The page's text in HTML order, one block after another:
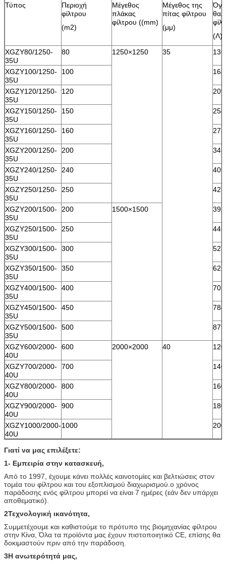
Τύπος
Περιοχή
φίλτρου
(m2)
Μέγεθος
πλάκας
φίλτρου ((mm)
Μέγεθος της
πίτας φίλτρου
(μμ)
(Λ)
XGZY80/1250-
35U
80 1250×1250 35
XGZY100/1250-
35U
100
XGZY120/1250-
35U
120
XGZY150/1250-
35U
150
XGZY160/1250-
35U
160
XGZY200/1250-
35U
200
XGZY240/1250-
35U
240
XGZY250/1250-
35U
250
XGZY200/1500-
35U
200 1500×1500
XGZY250/1500-
35U
250
XGZY300/1500-
35U
300
XGZY350/1500-
35U
350
XGZY400/1500-
35U
400
XGZY450/1500-
35U
450
XGZY500/1500-
35U
500
XGZY600/2000-
40U
600 2000×2000 40
XGZY700/2000-
40U
700
XGZY800/2000-
40U
800
XGZY900/2000-
40U
900
XGZY1000/2000-
40U
1000
Γιατί να μας επιλέξετε:
1- Εμπειρία στην κατασκευή,
Από το 1997, έχουμε κάνει πολλές καινοτομίες και βελτιώσεις στον
τομέα του φίλτρου και του εξοπλισμού διαχωρισμού.ο χρόνος
παράδοσης ενός φίλτρου μπορεί να είναι 7 ημέρες (εάν δεν υπάρχει
αποθεματικό).
2Τεχνολογική ικανότητα,
Συμμετέχουμε και καθιστούμε το πρότυπο της βιομηχανίας φίλτρου
στην Κίνα, Όλα τα προϊόντα μας έχουν πιστοποιητικό CE, επίσης θα
δοκιμαστούν πριν από την παράδοση.
3Η ανωτερότητά μας,